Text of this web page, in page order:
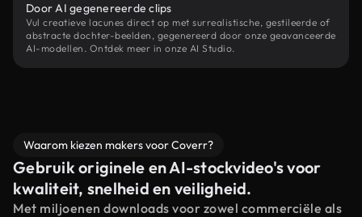
Door AI gegenereerde clips
Vul creatieve lacunes direct op met surrealistische, gestileerde of
abstracte dochter-beelden, gegenereerd door onze geavanceerde
AI-modellen. Ontdek meer in onze AI Studio.
Waarom kiezen makers voor Coverr?
Gebruik originele en AI-stockvideo's voor
kwaliteit, snelheid en veiligheid.
Met miljoenen downloads voor zowel commerciële als